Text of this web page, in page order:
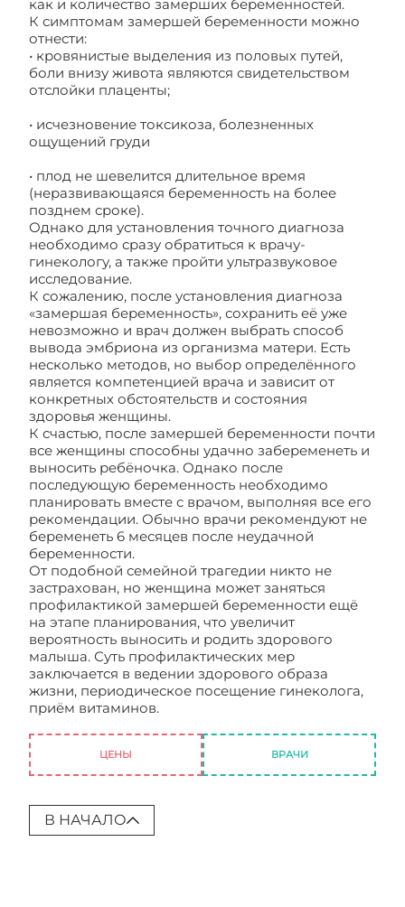
как и количество замерших беременностей.
К симптомам замершей беременности можно
отнести:
• кровянистые выделения из половых путей,
боли внизу живота являются свидетельством
отслойки плаценты;
• исчезновение токсикоза, болезненных
ощущений груди
• плод не шевелится длительное время
(неразвивающаяся беременность на более
позднем сроке).
Однако для установления точного диагноза
необходимо сразу обратиться к врачу-
гинекологу, а также пройти ультразвуковое
исследование.
К сожалению, после установления диагноза
«замершая беременность», сохранить её уже
невозможно и врач должен выбрать способ
вывода эмбриона из организма матери. Есть
несколько методов, но выбор определённого
является компетенцией врача и зависит от
конкретных обстоятельств и состояния
здоровья женщины.
К счастью, после замершей беременности почти
все женщины способны удачно забеременеть и
выносить ребёночка. Однако после
последующую беременность необходимо
планировать вместе с врачом, выполняя все его
рекомендации. Обычно врачи рекомендуют не
беременеть 6 месяцев после неудачной
беременности.
От подобной семейной трагедии никто не
застрахован, но женщина может заняться
профилактикой замершей беременности ещё
на этапе планирования, что увеличит
вероятность выносить и родить здорового
малыша. Суть профилактических мер
заключается в ведении здорового образа
жизни, периодическое посещение гинеколога,
приём витаминов.
ЦЕНЫ ВРАЧИ
В НАЧАЛО